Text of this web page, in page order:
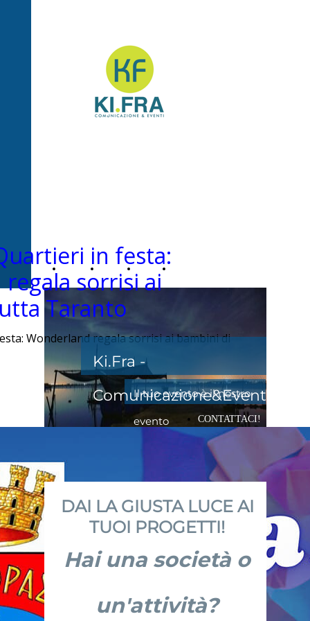
Page siamo
in festa:
sorrisi ai
Taranto
Wonderland regala sorrisi ai bambini di
Ki.Fra -
Comunicazione&Eventi
Il tuo evento è il nostro
evento CONTATTACI!
DAI LA GIUSTA LUCE AI
TUOI PROGETTI!
Hai una società o
un'attività?